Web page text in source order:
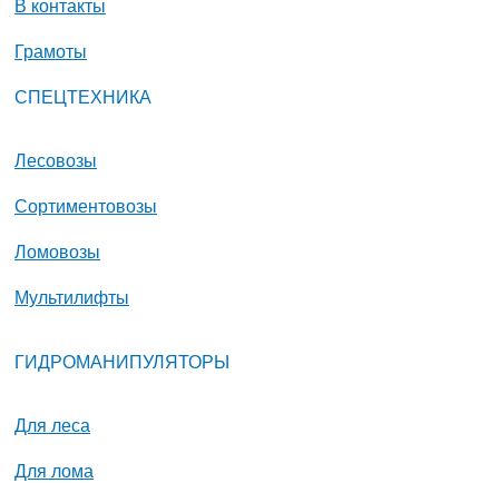
В контакты
Грамоты
СПЕЦТЕХНИКА
Лесовозы
Сортиментовозы
Ломовозы
Мультилифты
ГИДРОМАНИПУЛЯТОРЫ
Для леса
Для лома